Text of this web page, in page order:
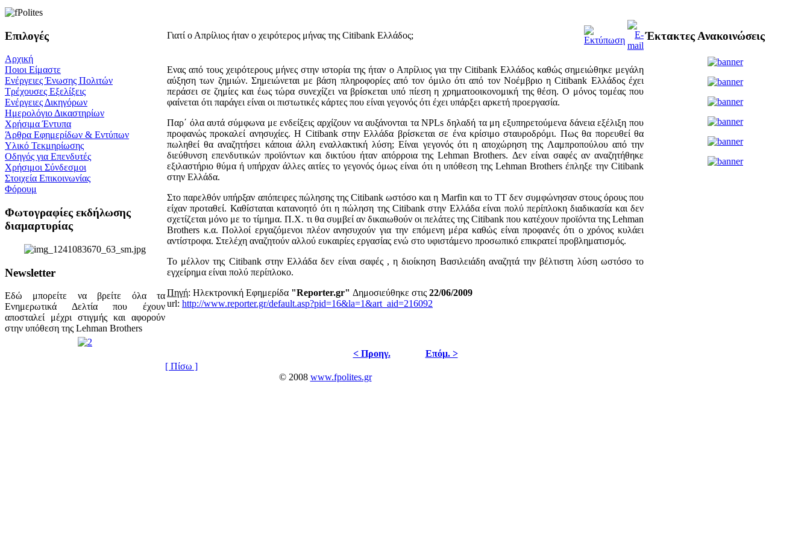
Επιλογές
Αρχική
Ποιοι Είμαστε
Ενέργειες Ένωσης Πολιτών
Τρέχουσες Εξελίξεις
Ενέργειες Δικηγόρων
Ημερολόγιο Δικαστηρίων
Χρήσιμα Έντυπα
Άρθρα Εφημερίδων & Εντύπων
Υλικό Τεκμηρίωσης
Οδηγός για Επενδυτές
Χρήσιμοι Σύνδεσμοι
Στοιχεία Επικοινωνίας
Φόρουμ
Φωτογραφίες εκδήλωσης
διαμαρτυρίας
Newsletter
Εδώ μπορείτε να βρείτε όλα τα
Ενημερωτικά Δελτία που έχουν
αποσταλεί μέχρι στιγμής και αφορούν
στην υπόθεση της Lehman Brothers
Γιατί ο Απρίλιος ήταν ο χειρότερος μήνας της Citibank Ελλάδος;
Ενας από τους χειρότερους μήνες στην ιστορία της ήταν ο Απρίλιος για την Citibank Ελλάδος καθώς σημειώθηκε μεγάλη
αύξηση των ζημιών. Σημειώνεται με βάση πληροφορίες από τον όμιλο ότι από τον Νοέμβριο η Citibank Ελλάδος έχει
περάσει σε ζημίες και έως τώρα συνεχίζει να βρίσκεται υπό πίεση η χρηματοοικονομική της θέση. Ο μόνος τομέας που
φαίνεται ότι παράγει είναι οι πιστωτικές κάρτες που είναι γεγονός ότι έχει υπάρξει αρκετή προεργασία.
Παρ΄ όλα αυτά σύμφωνα με ενδείξεις αρχίζουν να αυξάνονται τα NPLs δηλαδή τα μη εξυπηρετούμενα δάνεια εξέλιξη που
προφανώς προκαλεί ανησυχίες. Η Citibank στην Ελλάδα βρίσκεται σε ένα κρίσιμο σταυροδρόμι. Πως θα πορευθεί θα
πωληθεί θα αναζητήσει κάποια άλλη εναλλακτική λύση; Είναι γεγονός ότι η αποχώρηση της Λαμπροπούλου από την
διεύθυνση επενδυτικών προϊόντων και δικτύου ήταν απόρροια της Lehman Brothers. Δεν είναι σαφές αν αναζητήθηκε
εξιλαστήριο θύμα ή υπήρχαν άλλες αιτίες το γεγονός όμως είναι ότι η υπόθεση της Lehman Brothers έπληξε την Citibank
στην Ελλάδα.
Στο παρελθόν υπήρξαν απόπειρες πώλησης της Citibank ωστόσο και η Marfin και το ΤΤ δεν συμφώνησαν στους όρους που
είχαν προταθεί. Καθίσταται κατανοητό ότι η πώληση της Citibank στην Ελλάδα είναι πολύ περίπλοκη διαδικασία και δεν
σχετίζεται μόνο με το τίμημα. Π.Χ. τι θα συμβεί αν δικαιωθούν οι πελάτες της Citibank που κατέχουν προϊόντα της Lehman
Brothers κ.α. Πολλοί εργαζόμενοι πλέον ανησυχούν για την επόμενη μέρα καθώς είναι προφανές ότι ο χρόνος κυλάει
αντίστροφα. Στελέχη αναζητούν αλλού ευκαιρίες εργασίας ενώ στο υφιστάμενο προσωπικό επικρατεί προβληματισμός.
Το μέλλον της Citibank στην Ελλάδα δεν είναι σαφές , η διοίκηση Βασιλειάδη αναζητά την βέλτιστη λύση ωστόσο το
εγχείρημα είναι πολύ περίπλοκο.
Πηγή: Ηλεκτρονική Εφημερίδα "Reporter.gr" Δημοσιεύθηκε στις 22/06/2009
url: http://www.reporter.gr/default.asp?pid=16&la=1&art_aid=216092
< Προηγ.
Επόμ. >
[ Πίσω ]
Έκτακτες Ανακοινώσεις
© 2008 www.fpolites.gr